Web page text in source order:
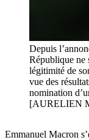
Depuis
République ne
légitimité de
vue des
nomination
[AURELIEN
Emmanuel Macron